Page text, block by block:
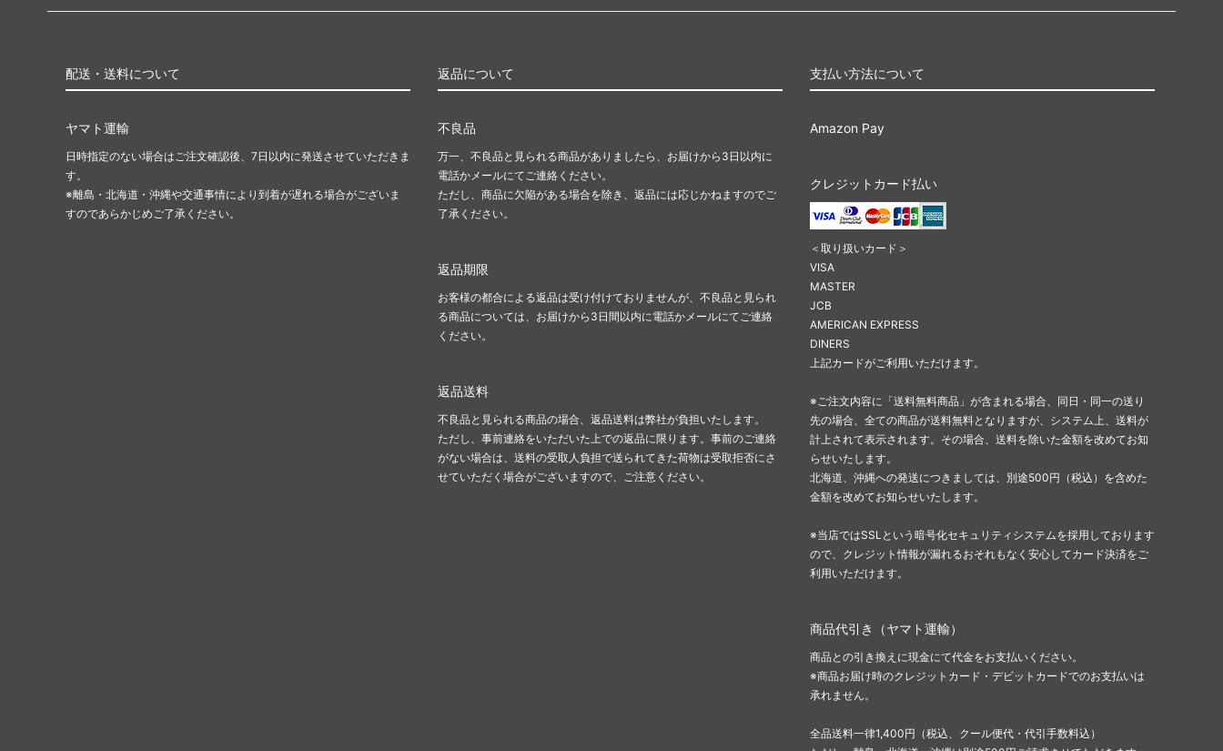
配送・送料について
ヤマト運輸
日時指定のない場合はご注文確認後、7日以内に発送させていただきま
す。
※離島・北海道・沖縄や交通事情により到着が遅れる場合がございま
すのであらかじめご了承ください。
返品について
不良品
万一、不良品と見られる商品がありましたら、お届けから3日以内に
電話かメールにてご連絡ください。
ただし、商品に欠陥がある場合を除き、返品には応じかねますのでご
了承ください。
返品期限
お客様の都合による返品は受け付けておりませんが、不良品と見られ
る商品については、お届けから3日間以内に電話かメールにてご連絡
ください。
返品送料
不良品と見られる商品の場合、返品送料は弊社が負担いたします。
ただし、事前連絡をいただいた上での返品に限ります。事前のご連絡
がない場合は、送料の受取人負担で送られてきた荷物は受取拒否にさ
せていただく場合がございますので、ご注意ください。
支払い方法について
Amazon Pay
クレジットカード払い
＜取り扱いカード＞
VISA
MASTER
JCB
AMERICAN EXPRESS
DINERS
上記カードがご利用いただけます。
※ご注文内容に「送料無料商品」が含まれる場合、同日・同一の送り
先の場合、全ての商品が送料無料となりますが、システム上、送料が
計上されて表示されます。その場合、送料を除いた金額を改めてお知
らせいたします。
北海道、沖縄への発送につきましては、別途500円（税込）を含めた
金額を改めてお知らせいたします。
※当店ではSSLという暗号化セキュリティシステムを採用しております
ので、クレジット情報が漏れるおそれもなく安心してカード決済をご
利用いただけます。
商品代引き（ヤマト運輸）
商品との引き換えに現金にて代金をお支払いください。
※商品お届け時のクレジットカード・デビットカードでのお支払いは
承れません。
全品送料一律1,400円（税込、クール便代・代引手数料込）